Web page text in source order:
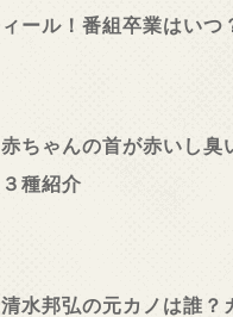
ィール！番組卒業はいつ
赤ちゃんの首が赤いし臭
３種紹介
清水邦弘の元カノは誰？